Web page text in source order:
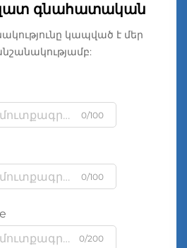
գնահատական
կապված է մեր
0/100
0/100
0/200